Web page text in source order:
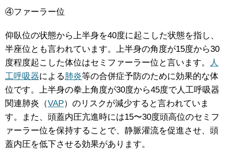
④ファーラー位
仰臥位の状態から上半身を40度に起こした状態を指し、
半座位とも言われています。上半身の角度が15度から30
度程度起こした体位はセミファーラー位と言います。
人
工呼吸器による肺炎等の合併症予防のために効果的な体
位です。上半身の拳上角度が30度から45度で人工呼吸器
関連肺炎（VAP）のリスクが減少すると言われていま
す。また、頭蓋内圧亢進時には15〜30度頭高位のセミフ
ァーラー位を保持することで、静脈灌流を促進させ、頭
蓋内圧を低下させる効果があります。